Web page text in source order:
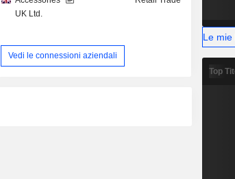
UK Ltd.
Vedi le connessioni aziendali
Le mie
Top